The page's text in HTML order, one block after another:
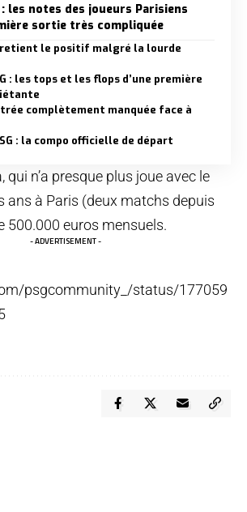
les notes des joueurs Parisiens
sortie très compliquée
retient le positif malgré la lourde
: les tops et les flops d’une première
complètement manquée face à
: la compo officielle de départ
qui n’a presque plus joue avec le
ans à Paris (deux matchs depuis
500.000 euros mensuels.
- ADVERTISEMENT -
psgcommunity_/status/177059